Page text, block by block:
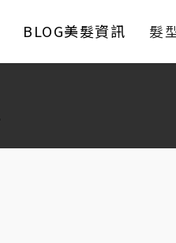
BLOG美髮資訊 髮